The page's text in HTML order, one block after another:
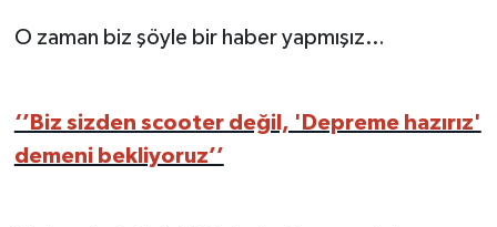
O zaman biz şöyle bir haber yapmışız…
‘’Biz sizden scooter değil, 'Depreme hazırız'
demeni bekliyoruz’’